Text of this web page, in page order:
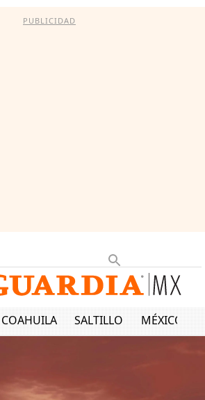
PUBLICIDAD
COAHUILA SALTILLO MÉXICO